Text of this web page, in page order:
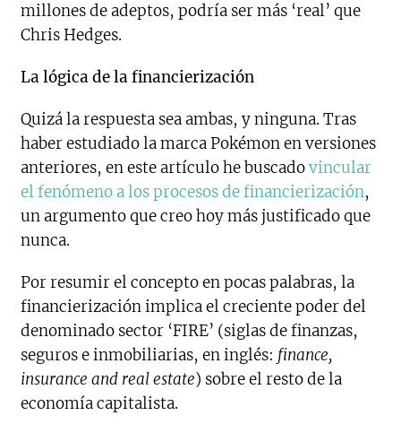
millones de adeptos, podría ser más ‘real’ que
Chris Hedges.
La lógica de la financierización
Quizá la respuesta sea ambas, y ninguna. Tras
haber estudiado la marca Pokémon en versiones
anteriores, en este artículo he buscadovincular
el fenómeno a los procesos de financierización,
un argumento que creo hoy más justificado que
nunca.
Por resumir el concepto en pocas palabras, la
financierización implica el creciente poder del
denominado sector ‘FIRE’ (siglas de finanzas,
seguros e inmobiliarias, en inglés: finance,
insurance and real estate) sobre el resto de la
economía capitalista.